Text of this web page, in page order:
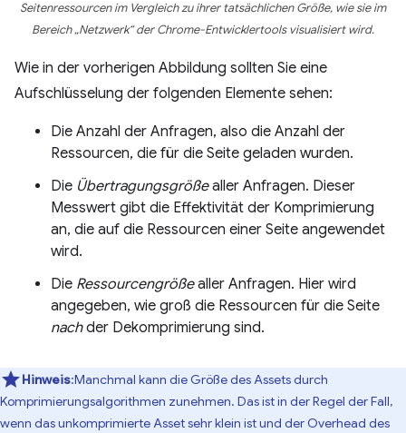
Seitenressourcen im Vergleich zu ihrer tatsächlichen Größe, wie sie im
Bereich „Netzwerk“ der Chrome-Entwicklertools visualisiert wird.
Wie in der vorherigen Abbildung sollten Sie eine
Aufschlüsselung der folgenden Elemente sehen:
Die Anzahl der Anfragen, also die Anzahl der
Ressourcen, die für die Seite geladen wurden.
Die Übertragungsgrößealler Anfragen. Dieser
Messwert gibt die Effektivität der Komprimierung
an, die auf die Ressourcen einer Seite angewendet
wird.
Die Ressourcengrößealler Anfragen. Hier wird
angegeben, wie groß die Ressourcen für die Seite
nachder Dekomprimierung sind.
Hinweis:Manchmal kann die Größe des Assets durch
Komprimierungsalgorithmen zunehmen. Das ist in der Regel der Fall,
wenn das unkomprimierte Asset sehr klein ist und der Overhead des